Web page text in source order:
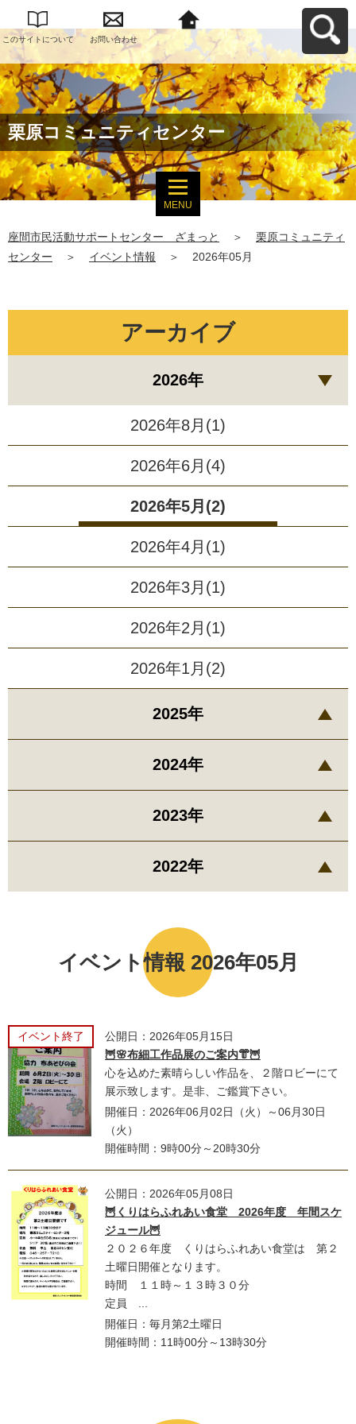
このサイトについて お問い合わせ
座間市民活動サポー
トセンター ざまっ
とへ戻る
栗原コミュニティセンター
MENU
座間市民活動サポートセンター ざまっと ＞
栗原コミュニティ
センター
＞ イベント情報 ＞ 2026年05月
イベント情報 2026年05月
イベント終了
公開日：2026年05月15日
🦉🌸布細工作品展のご案内👘🦉
心を込めた素晴らしい作品を、２階ロビーにて
展示致します。是非、ご鑑賞下さい。
開催日：2026年06月02日（火）～06月30日
（火）
開催時間：9時00分～20時30分
公開日：2026年05月08日
🦉くりはらふれあい食堂 2026年度 年間スケ
ジュール🦉
２０２６年度 くりはらふれあい食堂は 第２
土曜日開催となります。
時間 １１時～１３時３０分
定員 ...
開催日：毎月第2土曜日
開催時間：11時00分～13時30分
アーカイブ
2026年
2026年8月(1)
2026年6月(4)
2026年5月(2)
2026年4月(1)
2026年3月(1)
2026年2月(1)
2026年1月(2)
2025年
2024年
2023年
2022年